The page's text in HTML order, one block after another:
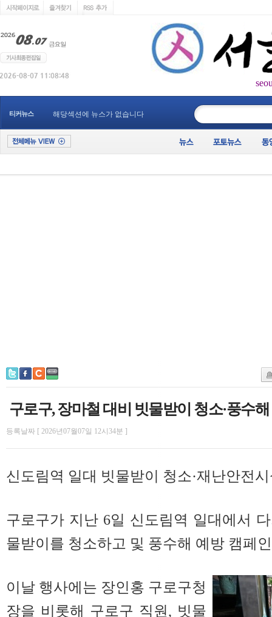
티커뉴스 해당섹션에 뉴스가 없습니다
구로구, 장마철 대비 빗물받이 청소·풍수
등록날짜 [ 2026년07월07일 12시34분 ]
신도림역 일대 빗물받이 청소·재난안전
구로구가 지난 6일 신도림역 일대에서
물받이를 청소하고 및 풍수해 예방 캠페
이날 행사에는 장인홍 구로구청
장을 비롯해 구로구 직원, 빗물